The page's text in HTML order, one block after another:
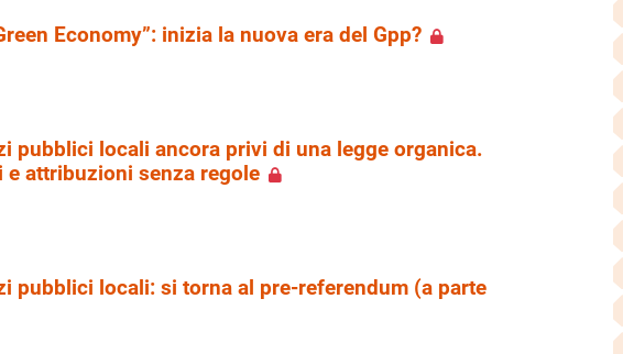
Economy”: inizia la nuova era del Gpp?
pubblici locali ancora privi di una legge organica.
e attribuzioni senza regole
pubblici locali: si torna al pre-referendum (a parte